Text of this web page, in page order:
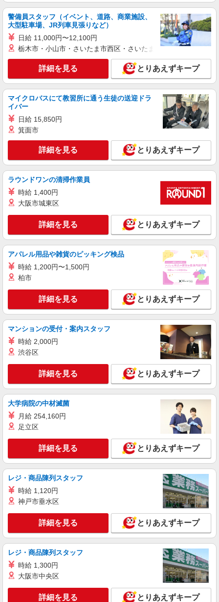
木材加工・部材運搬など（日勤）
時給1400円 ※交通費全額支給（規定あり）
【月収例】20.3万円（20日勤務＋残業5h）
大阪府堺市美原区
キープ 詳細を見る
派遣社員
パーソルファクトリーパートナーズ株式会社
エンジン部品加工オペレーター（2交替）
基本時給1600円・深夜時給2000円 ※交通費全
額支給（規定あり） 【月収例】33.8万円（21日勤
詳細を見る
派遣社員
パーソルファクトリーパートナーズ株式会社
組立・材料供給・検査など（日勤）
時給1600円 ※交通費全額支給（規定あり）
【月収例】31.5万円（21日勤務＋残業20h＋休出1
大阪府堺市美原区木材通
キープ 詳細を見る
派遣社員
人材プロオフィス株式会社
金属板のプレス加工および梱包スタッフ
時給1,400円〜 ◆月収例）211,400円 （1,400
円×7.5h×20日＋残業1h） ＜参考＞ 割増賃金（時
給＋割増） ・残業時：1,750円
大阪府堺市美原区今井137番地
詳細を見る
パーソルファクトリーパートナーズ株式会社
部品の組付け・検査・加工（2交替）
基本時給1600円・深夜時給2000円 ※交通費全
額支給（規定あり） 【月収例】33.8万円（21日勤
務＋残業20h＋深夜57.5h＋休出1日） ※残業は生
産状況により変動あり
キープ 詳細を見る
正社員 職業紹介
株式会社リオン
月給245,000円〜280,000円（経験・能力によ
る）
大阪府堺市美原区
キープ 詳細を見る
警備員スタッフ（イベント、道路、商業施設、
大型駐車場、JR列車見張りなど）
日給 11,000円〜12,100円
栃木市・小山市・さいたま市西区・さいたま市岩槻区・久喜市・
詳細を見る とりあえずキープ
マイクロバスにて教習所に通う生徒の送迎ドラ
イバー
日給 15,850円
箕面市
詳細を見る とりあえずキープ
ラウンドワンの清掃作業員
時給 1,400円
大阪市城東区
詳細を見る とりあえずキープ
アパレル用品や雑貨のピッキング検品
時給 1,200円〜1,500円
柏市
詳細を見る とりあえずキープ
マンションの受付・案内スタッフ
時給 2,000円
渋谷区
詳細を見る とりあえずキープ
大学病院の中材滅菌
月給 254,160円
足立区
詳細を見る とりあえずキープ
レジ・商品陳列スタッフ
時給 1,120円
神戸市垂水区
詳細を見る とりあえずキープ
レジ・商品陳列スタッフ
時給 1,300円
大阪市中央区
詳細を見る とりあえずキープ